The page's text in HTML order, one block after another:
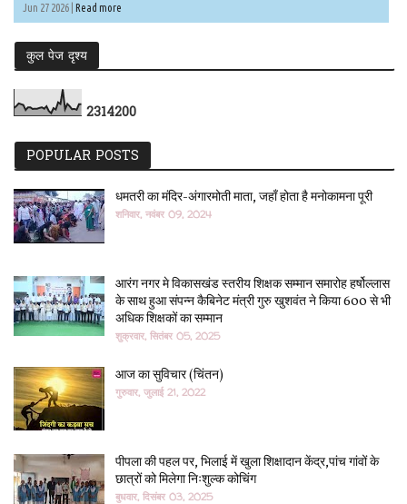
Jun 27 2026 | Read more
कुल पेज दृश्य
2314200
POPULAR POSTS
धमतरी का मंदिर-अंगारमोती माता, जहाँ होता है मनोकामना पूरी
शनिवार, नवंबर 09, 2024
आरंग नगर मे विकासखंड स्तरीय शिक्षक सम्मान समारोह हर्षोल्लास
के साथ हुआ संपन्न कैबिनेट मंत्री गुरु खुशवंत ने किया 600 से भी
अधिक शिक्षकों का सम्मान
शुक्रवार, सितंबर 05, 2025
आज का सुविचार (चिंतन)
गुरुवार, जुलाई 21, 2022
पीपला की पहल पर, भिलाई में खुला शिक्षादान केंद्र,पांच गांवों के
छात्रों को मिलेगा निःशुल्क कोचिंग
बुधवार, दिसंबर 03, 2025